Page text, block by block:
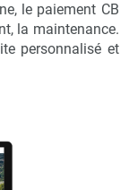
le paiement CB
la maintenance.
personnalisé et